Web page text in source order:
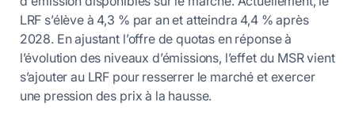
LRF s’élève à 4,3 % par an et atteindra 4,4 % après
2028. En ajustant l’offre de quotas en réponse à
l’évolution des niveaux d’émissions, l’effet du MSR vient
s’ajouter au LRF pour resserrer le marché et exercer
une pression des prix à la hausse.